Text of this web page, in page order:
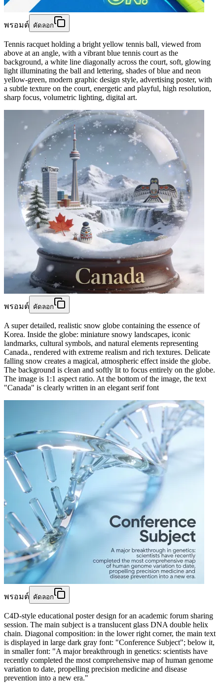
พรอมต์ คัดลอก
Tennis racquet holding a bright yellow tennis ball, viewed from
above at an angle, with a vibrant blue tennis court as the
background, a white line diagonally across the court, soft, glowing
light illuminating the ball and lettering, shades of blue and neon
yellow-green, modern graphic design style, advertising poster, with
a subtle texture on the court, energetic and playful, high resolution,
sharp focus, volumetric lighting, digital art.
พรอมต์ คัดลอก
A super detailed, realistic snow globe containing the essence of
Korea. Inside the globe: miniature snowy landscapes, iconic
landmarks, cultural symbols, and natural elements representing
Canada., rendered with extreme realism and rich textures. Delicate
falling snow creates a magical, atmospheric effect inside the globe.
The background is clean and softly lit to focus entirely on the globe.
The image is 1:1 aspect ratio. At the bottom of the image, the text
"Canada" is clearly written in an elegant serif font
พรอมต์ คัดลอก
C4D-style educational poster design for an academic forum sharing
session. The main subject is a translucent glass DNA double helix
chain. Diagonal composition: in the lower right corner, the main text
is displayed in large dark gray font: "Conference Subject"; below it,
in smaller font: "A major breakthrough in genetics: scientists have
recently completed the most comprehensive map of human genome
variation to date, propelling precision medicine and disease
prevention into a new era."